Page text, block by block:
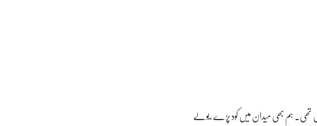
ہم بھی میدان میں کود پڑے ،بولے